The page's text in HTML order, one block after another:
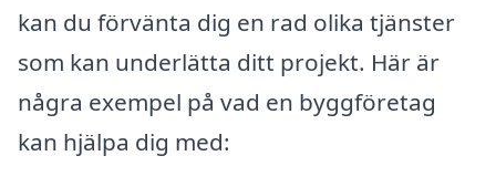
kan du förvänta dig en rad olika tjänster
som kan underlätta ditt projekt. Här är
några exempel på vad en byggföretag
kan hjälpa dig med: